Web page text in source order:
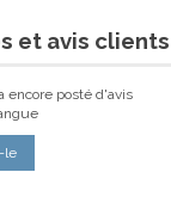
et avis clients
encore posté d'avis
le